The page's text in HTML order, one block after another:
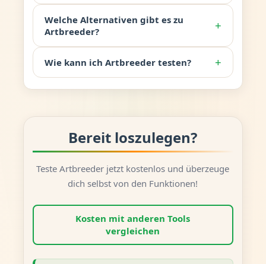
Welche Alternativen gibt es zu
Artbreeder?
+
Wie kann ich Artbreeder testen? +
Bereit loszulegen?
Teste Artbreeder jetzt kostenlos und überzeuge
dich selbst von den Funktionen!
Kosten mit anderen Tools
vergleichen